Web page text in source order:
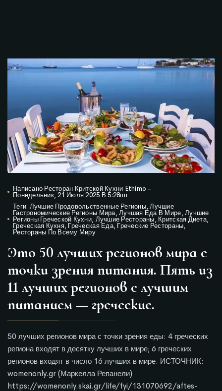
Написано Ресторан Критской Кухни Ethimo -
Понедельник, 21 Июля 2025 В 5:28пп
Теги: Лучшие Продовольственные Регионы,Лучшие
Гастрономические Регионы Мира,Лучшая Еда В Мире,Лучшие
Регионы Греческой Кухни, Лучшие Рестораны, Критская Диета,
Греческая Кухня, Греческая Еда, Греческие Рестораны,
Рестораны По Всему Миру
Это 50 лучших регионов мира с
точки зрения питания. Пять из
11 лучших регионов с лучшим
питанием — греческие.
50 лучших регионов мира с точки зрения еды: 4 греческих
региона входят в десятку лучших в мире; 6 греческих
регионов входят в число 16 лучших в мире. ИСТОЧНИК:
womenonly.gr (Маркелла Репанели)
https://womenonly.skai.gr/life/fyi/131070692/aftes-